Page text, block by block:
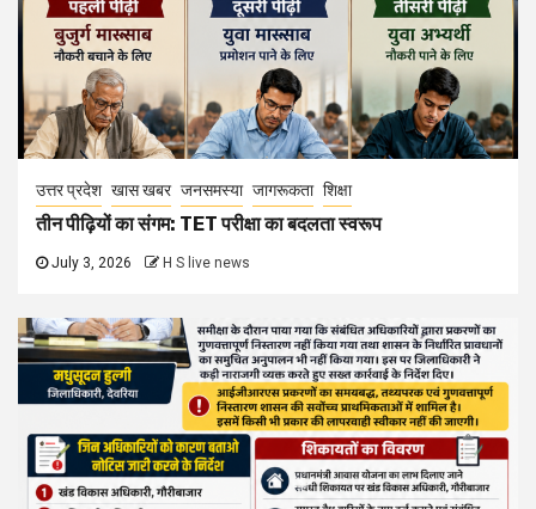
उत्तर प्रदेश खास खबर जनसमस्या जागरूकता शिक्षा
तीन पीढ़ियों का संगम: TET परीक्षा का बदलता स्वरूप
July 3, 2026 H S live news